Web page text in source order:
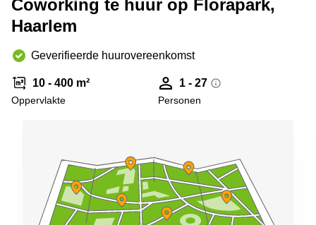
Kantoorruimte
in Arnhem
space
Coworking
space
Kantoor
Huren
Hengelo
Coworking te huur op Florapark,
Haarlem
Geverifieerde huurovereenkomst
10 - 400 m²
Oppervlakte
1 - 27
Personen